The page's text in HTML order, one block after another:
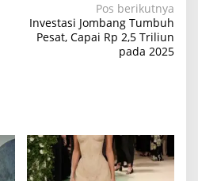
Pos berikutnya
Investasi Jombang Tumbuh
Pesat, Capai Rp 2,5 Triliun
pada 2025